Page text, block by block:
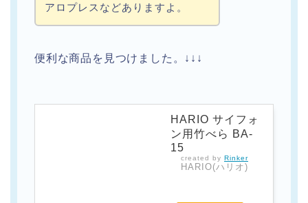
アロプレスなどありますよ。
便利な商品を見つけました。↓↓↓
HARIO サイフォ
ン用竹べら BA-
15
created by Rinker
HARIO(ハリオ)